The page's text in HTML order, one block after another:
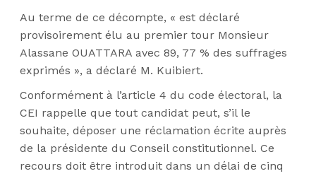
Au terme de ce décompte, « est déclaré
provisoirement élu au premier tour Monsieur
Alassane OUATTARA avec 89, 77 % des suffrages
exprimés », a déclaré M. Kuibiert.
Conformément à l’article 4 du code électoral, la
CEI rappelle que tout candidat peut, s’il le
souhaite, déposer une réclamation écrite auprès
de la présidente du Conseil constitutionnel. Ce
recours doit être introduit dans un délai de cinq